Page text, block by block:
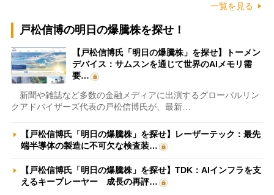
一覧を見る
戸松信博の明日の爆騰株を探せ！
【戸松信博氏「明日の爆騰株」を探せ】トーメン
デバイス：サムスンを通じて世界のAIメモリ需
要…
新聞や雑誌など多数の金融メディアに出演するグローバルリン
クアドバイザーズ代表の戸松信博氏が、最新…
【戸松信博氏「明日の爆騰株」を探せ】レーザーテック：最先
端半導体の製造に不可欠な検査装…
【戸松信博氏「明日の爆騰株」を探せ】TDK：AIインフラを支
えるキープレーヤー 成長の再評…